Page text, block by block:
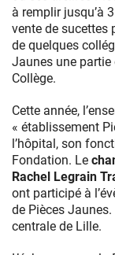
à remplir jusqu’à
vente de sucettes
de quelques
Jaunes une partie
Collège.
Cette année,
« établissement
l’hôpital, son
Fondation. Le
Rachel Legrain
ont participé à
de Pièces
centrale de Lille.